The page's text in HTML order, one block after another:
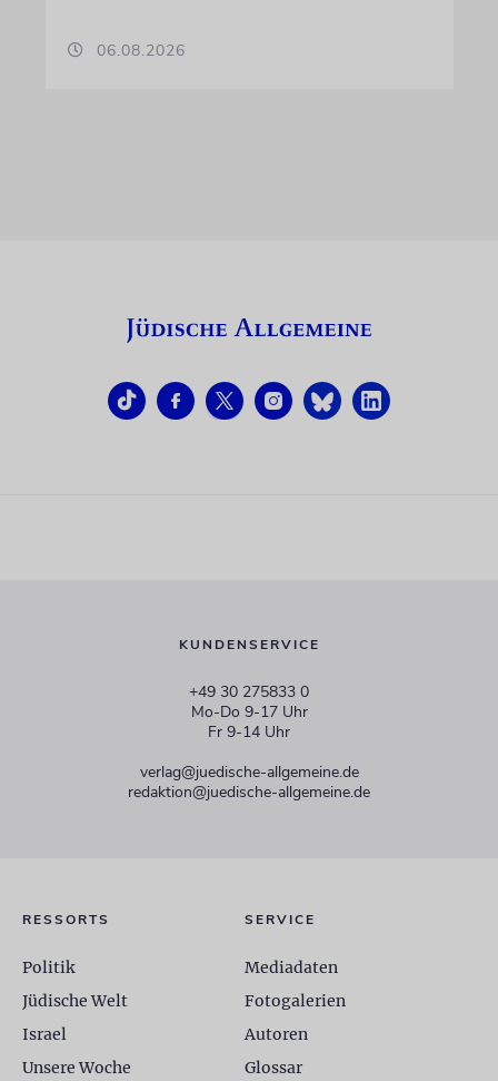
06.08.2026
KUNDENSERVICE
+49 30 275833 0
Mo-Do 9-17 Uhr
Fr 9-14 Uhr
verlag@juedische-allgemeine.de
redaktion@juedische-allgemeine.de
RESSORTS
Politik
Jüdische Welt
Israel
Unsere Woche
SERVICE
Mediadaten
Fotogalerien
Autoren
Glossar